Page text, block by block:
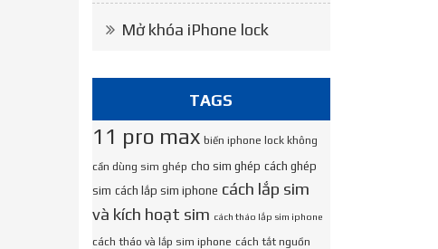
Mở khóa iPhone lock
TAGS
11 pro max biến iphone lock không
cần dùng sim ghép cho sim ghép cách ghép
sim cách lắp sim iphone cách lắp sim
và kích hoạt sim cách tháo lắp sim iphone
cách tháo và lắp sim iphone cách tắt nguồn